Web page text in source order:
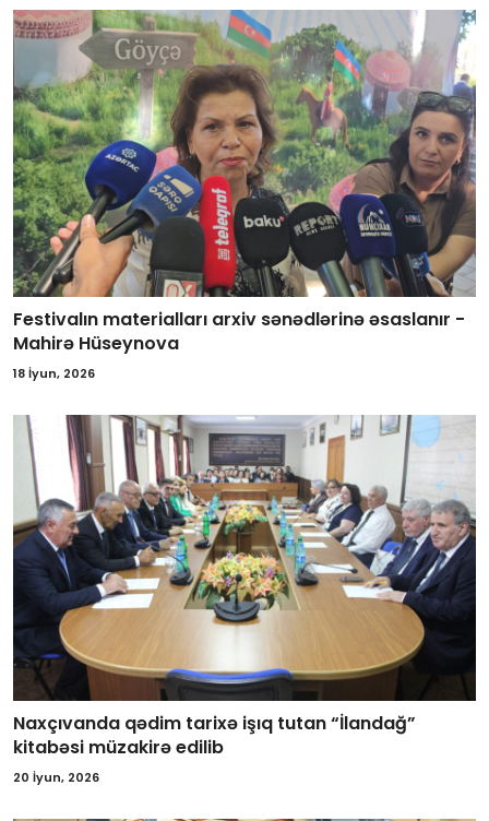
Festivalın materialları arxiv sənədlərinə əsaslanır -
Mahirə Hüseynova
18 İyun, 2026
Naxçıvanda qədim tarixə işıq tutan “İlandağ”
kitabəsi müzakirə edilib
20 İyun, 2026